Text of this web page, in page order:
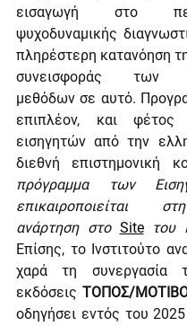
εισαγωγή στο
ψυχοδυναμικής
πληρέστερη κατανόηση
συνεισφοράς των
μεθόδων σε αυτό.
επιπλέον, και φέτος
εισηγητών από την
διεθνή επιστημονική
πρόγραμμα των
επικαιροποιείται
ανάρτηση στο Site του
Επίσης, το Ινστιτούτο
χαρά τη συνεργασία
εκδόσεις ΤΟΠΟΣ/
οδηγήσει εντός του